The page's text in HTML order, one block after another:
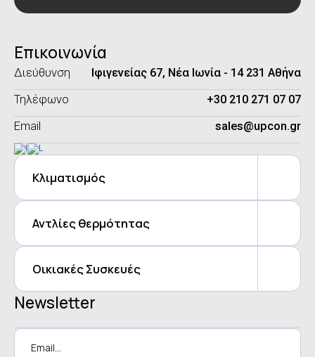
Επικοινωνία
Διεύθυνση
Ιφιγενείας 67, Νέα Ιωνία - 14 231 Αθήνα
Τηλέφωνο
+30 210 271 07 07
Email
sales@upcon.gr
Κλιματισμός
Αντλίες θερμότητας
Οικιακές Συσκευές
Newsletter